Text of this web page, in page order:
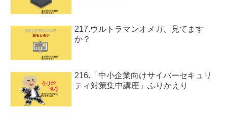
217.ウルトラマンオメガ、見てます
か？
216.「中小企業向けサイバーセキュリ
ティ対策集中講座」ふりかえり